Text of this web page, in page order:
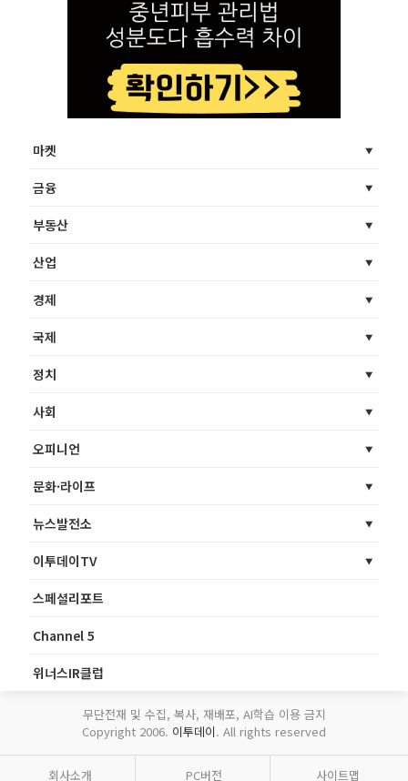
마켓
금융
부동산
산업
경제
국제
정치
사회
오피니언
문화·라이프
뉴스발전소
이투데이TV
스페셜리포트
Channel 5
위너스IR클럽
무단전재 및 수집, 복사, 재배포, AI학습 이용 금지
Copyright 2006. 이투데이. All rights reserved
회사소개 PC버전 사이트맵